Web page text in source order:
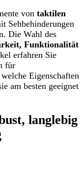
von taktilen
Sehbehinderungen
Die Wahl des
Funktionalität
erfahren Sie
für
Eigenschaften
am besten geeignet
langlebig